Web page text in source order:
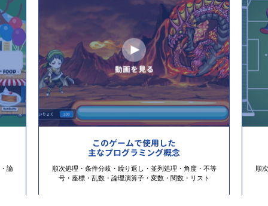
論
このゲームで使用した
主なプログラミング概念
順次処理・条件分岐・繰り返し・並列処理・角度・不等
号・座標・乱数・論理演算子・変数・関数・リスト
順